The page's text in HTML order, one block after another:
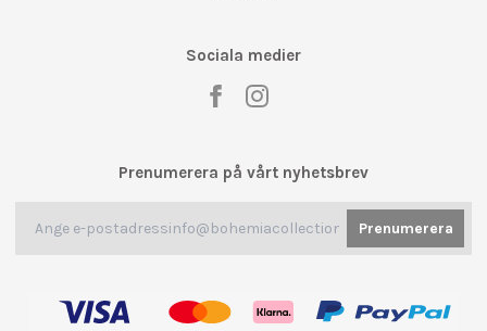
Sociala medier
Prenumerera på vårt nyhetsbrev
Prenumerera